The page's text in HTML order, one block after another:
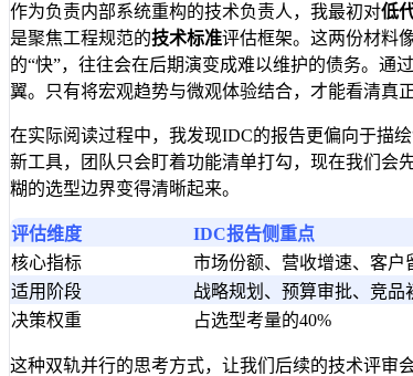
作为负责内部系统重构的技术负责人，我最初对低
是聚焦工程规范的技术标准评估框架。这两份材料
的“快”，往往会在后期演变成难以维护的债务。通
翼。只有将宏观趋势与微观体验结合，才能看清真
在实际阅读过程中，我发现IDC的报告更偏向于描
新工具，团队只会盯着功能清单打勾，现在我们会
糊的选型边界变得清晰起来。
评估维度 IDC报告侧重点
核心指标
市场份额、营收增速、客户
适用阶段
战略规划、预算审批、竞品
决策权重
占选型考量的40%
这种双轨并行的思考方式，让我们后续的技术评审